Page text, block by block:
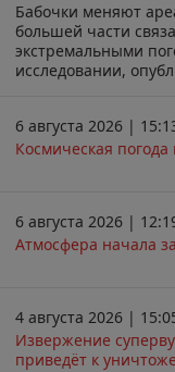
Бабочки меняют
большей части
экстремальными
исследовании,
6 августа 2026 |
Космическая
6 августа 2026 |
Атмосфера начала
4 августа 2026 |
Извержение
приведёт к